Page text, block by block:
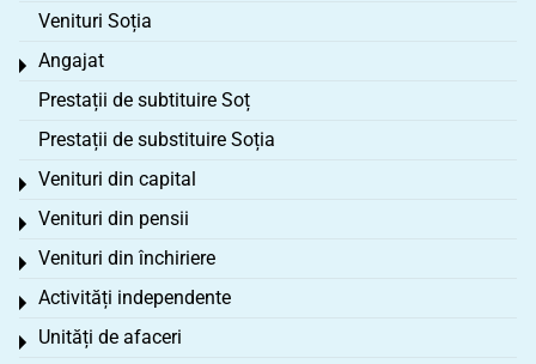
Venituri Soția
Angajat
Toggle menu
Prestații de subtituire Soț
Prestații de substituire Soția
Venituri din capital
Toggle menu
Venituri din pensii
Toggle menu
Venituri din închiriere
Toggle menu
Activități independente
Toggle menu
Unități de afaceri
Toggle menu